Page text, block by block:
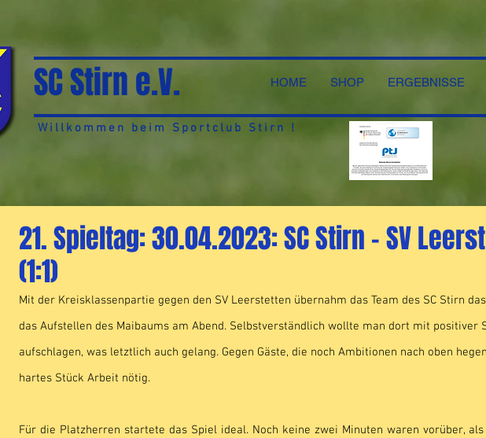
SC Stirn e.V. HOME SHOP ERGEBNISSE
Willkommen beim Sportclub Stirn !
21. Spieltag: 30.04.2023: SC Stirn - SV
(1:1)
Mit der Kreisklassenpartie gegen den SV Leerstetten übernahm das Team des SC Stirn
das Aufstellen des Maibaums am Abend. Selbstverständlich wollte man dort mit positiver
aufschlagen, was letztlich auch gelang. Gegen Gäste, die noch Ambitionen nach oben
hartes Stück Arbeit nötig.
Für die Platzherren startete das Spiel ideal. Noch keine zwei Minuten waren vorüber,